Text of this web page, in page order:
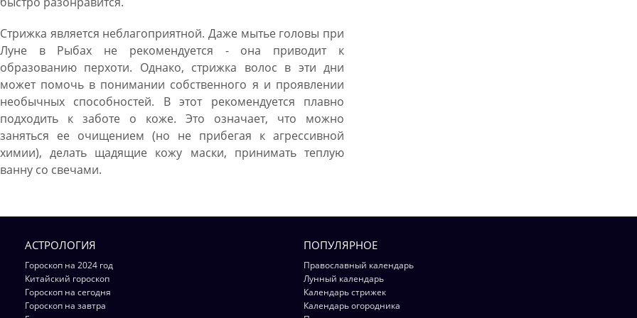
Стрижка является неблагоприятной. Даже мытье головы при
Луне в Рыбах не рекомендуется - она приводит к
образованию перхоти. Однако, стрижка волос в эти дни
может помочь в понимании собственного я и проявлении
необычных способностей. В этот рекомендуется плавно
подходить к заботе о коже. Это означает, что можно
заняться ее очищением (но не прибегая к агрессивной
химии), делать щадящие кожу маски, принимать теплую
ванну со свечами.
АСТРОЛОГИЯ
Гороскоп на 2024 год
Китайский гороскоп
Гороскоп на сегодня
Гороскоп на завтра
ПОПУЛЯРНОЕ
Православный календарь
Лунный календарь
Календарь стрижек
Календарь огородника